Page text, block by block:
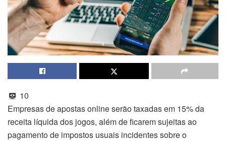
10
Empresas de apostas online serão taxadas em 15% da
receita líquida dos jogos, além de ficarem sujeitas ao
pagamento de impostos usuais incidentes sobre o